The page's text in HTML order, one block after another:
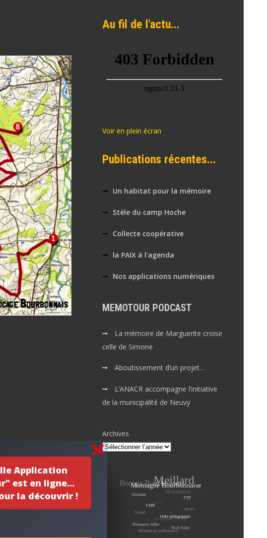
Application
est en ligne...
la découvrir !
Au fil de l'actu...
Voir en plein écran
Publications récentes...
Un habitat pour la mémoire
Stèle du camp Hoche
Collecte coopérative
la PAIX à l’agenda
Nos applications numériques
MEMOTOUR PODCAST
La mémoire de Marguerite croise
celle de Simone
Aboutissement d’un projet…
L’ANACR accompagne l’initiative
de la municipalité de Neuvy
Archives